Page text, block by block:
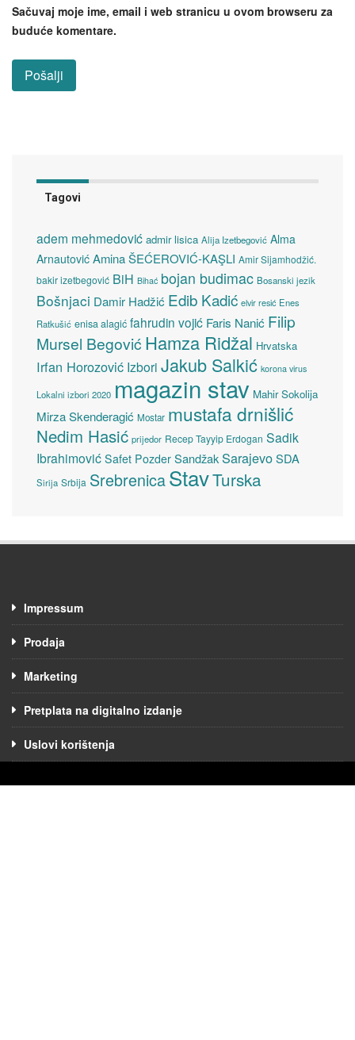
Sačuvaj moje ime, email i web stranicu u ovom browseru za
buduće komentare.
Tagovi
adem mehmedović admir lisica Alija Izetbegović Alma
Arnautović Amina ŠEĆEROVIĆ-KAŞLI Amir Sijamhodžić.
bakir izetbegović BiH Bihać bojan budimac Bosanski jezik
Bošnjaci Damir Hadžić Edib Kadić elvir resić Enes
Ratkušić enisa alagić fahrudin vojić Faris Nanić Filip
Mursel Begović Hamza Ridžal Hrvatska
Irfan Horozović Izbori Jakub Salkić korona virus
Lokalni izbori 2020 magazin stav Mahir Sokolija
Mirza Skenderagić Mostar mustafa drnišlić
Nedim Hasić prijedor Recep Tayyip Erdogan Sadik
Ibrahimović Safet Pozder SandžakSarajevoSDA
Sirija Srbija SrebrenicaStavTurska
Impressum
Prodaja
Marketing
Pretplata na digitalno izdanje
Uslovi korištenja